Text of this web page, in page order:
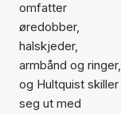
omfatter
øredobber,
halskjeder,
armbånd og ringer,
og Hultquist skiller
seg ut med